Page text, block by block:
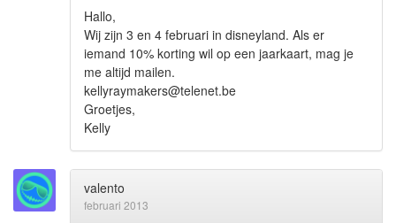
Hallo,
Wij zijn 3 en 4 februari in disneyland. Als er
iemand 10% korting wil op een jaarkaart, mag je
me altijd mailen.
kellyraymakers@telenet.be
Groetjes,
Kelly
valento
februari 2013